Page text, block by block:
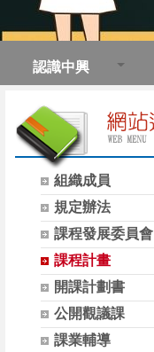
認識中興
組織成員
規定辦法
課程發展委員會
課程計畫
開課計劃書
公開觀議課
課業輔導